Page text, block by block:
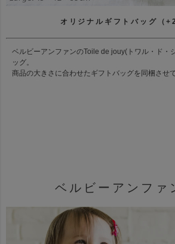
オリジナルギフトバッグ（
ベルビーアンファンのToile de jouy(トワル・ド・
ッグ。
商品の大きさに合わせたギフトバッグを同梱させ
ベルビーアンファ